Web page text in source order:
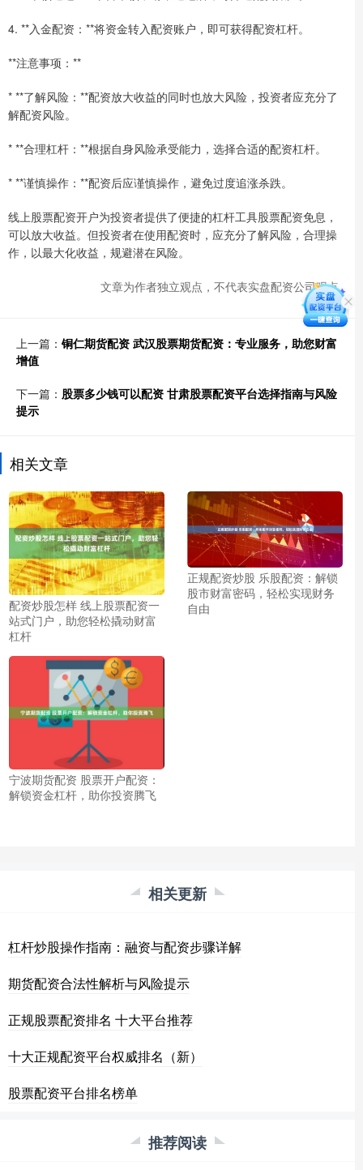
4. **入金配资：**将资金转入配资账户，即可获得配资杠杆。
**注意事项：**
* **了解风险：**配资放大收益的同时也放大风险，投资者应充分了
解配资风险。
* **合理杠杆：**根据自身风险承受能力，选择合适的配资杠杆。
* **谨慎操作：**配资后应谨慎操作，避免过度追涨杀跌。
线上股票配资开户为投资者提供了便捷的杠杆工具股票配资免息，
可以放大收益。但投资者在使用配资时，应充分了解风险，合理操
作，以最大化收益，规避潜在风险。
文章为作者独立观点，不代表实盘配资公司观点
上一篇： 铜仁期货配资 武汉股票期货配资：专业服务，助您财富
增值
下一篇： 股票多少钱可以配资 甘肃股票配资平台选择指南与风险
提示
相关文章
配资炒股怎样 线上股票配资一
站式门户，助您轻松撬动财富
杠杆
正规配资炒股 乐股配资：解锁
股市财富密码，轻松实现财务
自由
宁波期货配资 股票开户配资：
解锁资金杠杆，助你投资腾飞
相关更新
杠杆炒股操作指南：融资与配资步骤详解
期货配资合法性解析与风险提示
正规股票配资排名 十大平台推荐
十大正规配资平台权威排名（新）
股票配资平台排名榜单
推荐阅读